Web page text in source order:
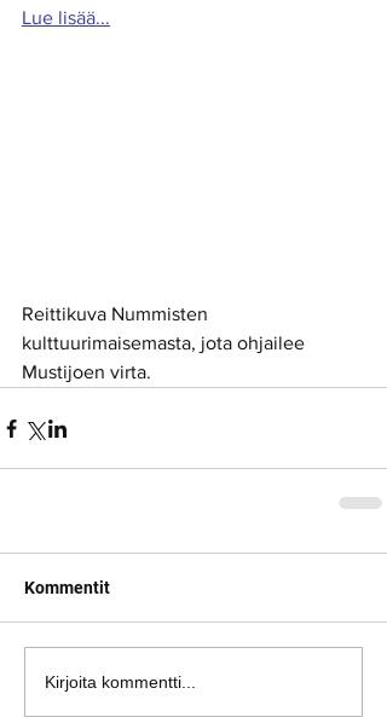
Lue lisää...
Reittikuva Nummisten
kulttuurimaisemasta, jota ohjailee
Mustijoen virta.
Kommentit
Kirjoita kommentti...